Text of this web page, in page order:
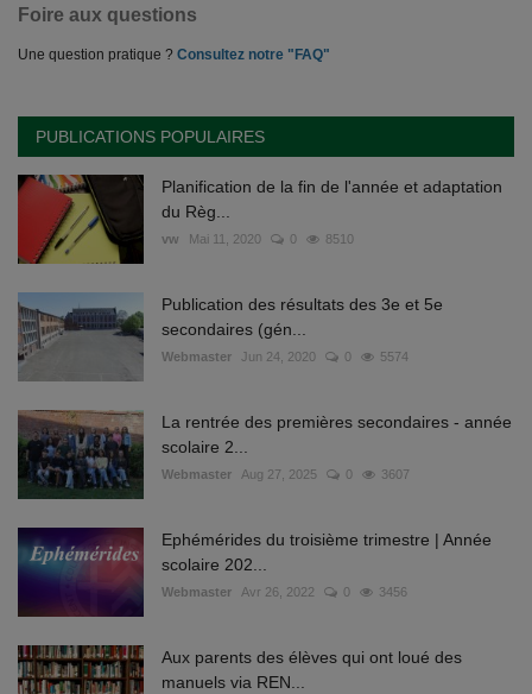
Foire aux questions
Une question pratique ? Consultez notre "FAQ"
PUBLICATIONS POPULAIRES
Planification de la fin de l'année et adaptation
du Règ...
vw Mai 11, 2020 0 8510
Publication des résultats des 3e et 5e
secondaires (gén...
Webmaster Jun 24, 2020 0 5574
La rentrée des premières secondaires - année
scolaire 2...
Webmaster Aug 27, 2025 0 3607
Ephémérides du troisième trimestre | Année
scolaire 202...
Webmaster Avr 26, 2022 0 3456
Aux parents des élèves qui ont loué des
manuels via REN...